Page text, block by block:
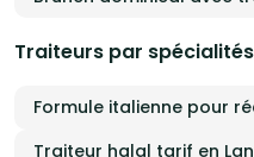
Traiteurs par
Traiteur halal tarif en